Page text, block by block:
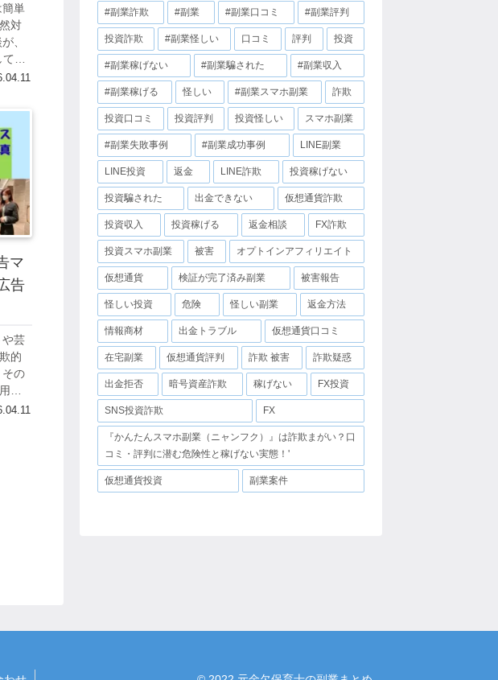
簡単
対
、
複
い
マ
告
や芸
的
その
し
と誘
#副業詐欺 #副業 #副業口コミ #副業評判
投資詐欺 #副業怪しい 口コミ 評判 投資
#副業稼げない #副業騙された #副業収入
#副業稼げる 怪しい #副業スマホ副業 詐欺
投資口コミ 投資評判 投資怪しい スマホ副業
#副業失敗事例 #副業成功事例 LINE副業
LINE投資 返金 LINE詐欺 投資稼げない
投資騙された 出金できない 仮想通貨詐欺
投資収入 投資稼げる 返金相談 FX詐欺
投資スマホ副業 被害 オプトインアフィリエイト
仮想通貨 検証が完了済み副業 被害報告
怪しい投資 危険 怪しい副業 返金方法
情報商材 出金トラブル 仮想通貨口コミ
在宅副業 仮想通貨評判 詐欺 被害 詐欺疑惑
出金拒否 暗号資産詐欺 稼げない FX投資
SNS投資詐欺 FX
『かんたんスマホ副業（ニャンフク）』は詐欺まがい？口
コミ・評判に潜む危険性と稼げない実態！'
仮想通貨投資 副業案件